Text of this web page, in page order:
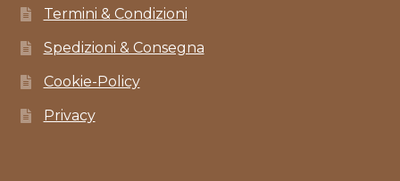
Termini & Condizioni
Spedizioni & Consegna
Cookie-Policy
Privacy